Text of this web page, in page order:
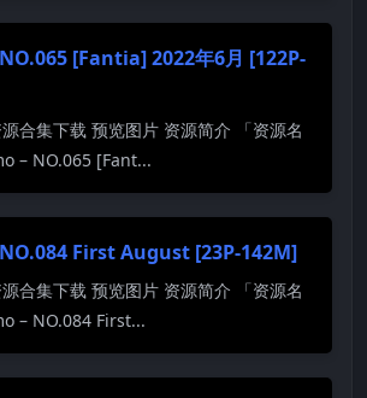
[Fantia] 2022年6月 [122P-
合集下载 预览图片 资源简介 「资源名
– NO.065 [Fant...
First August [23P-142M]
合集下载 预览图片 资源简介 「资源名
– NO.084 First...